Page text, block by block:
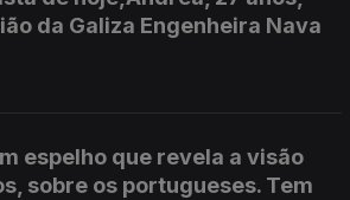
da Galiza Engenheira Nava
espelho que revela a visão
sobre os portugueses. Tem